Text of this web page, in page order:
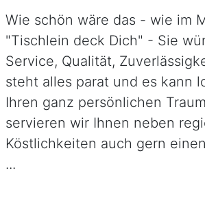
Wie schön wäre das - wie im
"Tischlein deck Dich" - Sie
Service, Qualität,
steht alles parat und es kann
Ihren ganz persönlichen
servieren wir Ihnen neben
Köstlichkeiten auch gern
...